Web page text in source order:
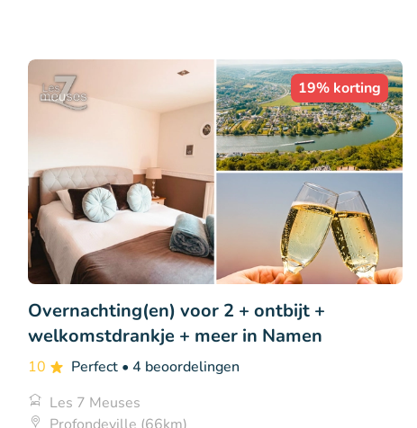
19% korting
Overnachting(en) voor 2 + ontbijt +
welkomstdrankje + meer in Namen
10 Perfect • 4 beoordelingen
Les 7 Meuses
Profondeville (66km)